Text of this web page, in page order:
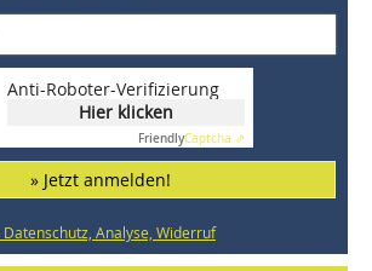
Anti-Roboter-Verifizierung
Hier klicken
FriendlyCaptcha ⇗
» Jetzt anmelden!
Analyse, Widerruf